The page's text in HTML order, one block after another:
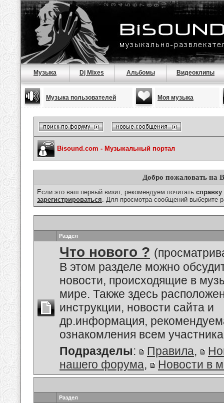
Музыка Dj Mixes Альбомы Видеоклипы
Музыка пользователей Моя музыка
Bisound.com - Музыкальный портал
Добро пожаловать на
Если это ваш первый визит, рекомендуем почитать справку
зарегистрироваться. Для просмотра сообщений выберите
Раздел
Что нового ?
В этом разделе можно
новости, происходящие в
мире. Также здесь
инструкции, новости сайта и
др.информация,
ознакомления всем
Подразделы: Правила,
нашего форума, Новости в
Раздел